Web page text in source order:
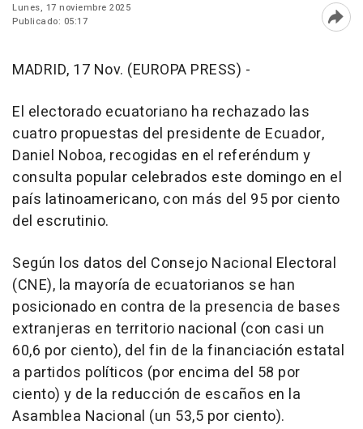
Lunes, 17 noviembre 2025
Publicado: 05:17
MADRID, 17 Nov. (EUROPA PRESS) -
El electorado ecuatoriano ha rechazado las
cuatro propuestas del presidente de Ecuador,
Daniel Noboa, recogidas en el referéndum y
consulta popular celebrados este domingo en el
país latinoamericano, con más del 95 por ciento
del escrutinio.
Según los datos del Consejo Nacional Electoral
(CNE), la mayoría de ecuatorianos se han
posicionado en contra de la presencia de bases
extranjeras en territorio nacional (con casi un
60,6 por ciento), del fin de la financiación estatal
a partidos políticos (por encima del 58 por
ciento) y de la reducción de escaños en la
Asamblea Nacional (un 53,5 por ciento).